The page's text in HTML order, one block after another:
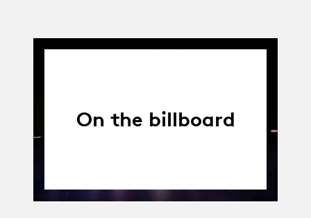
On the billboard